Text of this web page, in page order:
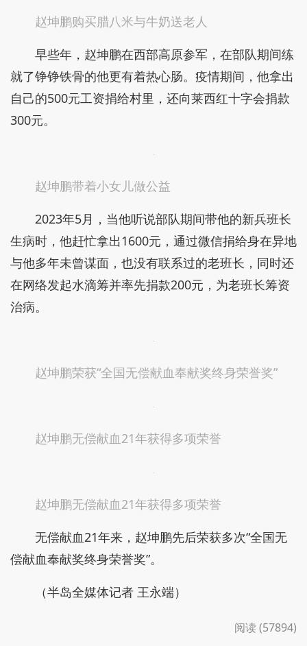
赵坤鹏购买腊八米与牛奶送老人
早些年，赵坤鹏在西部高原参军，在部队期间练
就了铮铮铁骨的他更有着热心肠。疫情期间，他拿出
自己的500元工资捐给村里，还向莱西红十字会捐款
300元。
赵坤鹏带着小女儿做公益
2023年5月，当他听说部队期间带他的新兵班长
生病时，他赶忙拿出1600元，通过微信捐给身在异地
与他多年未曾谋面，也没有联系过的老班长，同时还
在网络发起水滴筹并率先捐款200元，为老班长筹资
治病。
赵坤鹏荣获“全国无偿献血奉献奖终身荣誉奖”
赵坤鹏无偿献血21年获得多项荣誉
赵坤鹏无偿献血21年获得多项荣誉
无偿献血21年来，赵坤鹏先后荣获多次“全国无
偿献血奉献奖终身荣誉奖”。
（半岛全媒体记者 王永端）
阅读 (57894)